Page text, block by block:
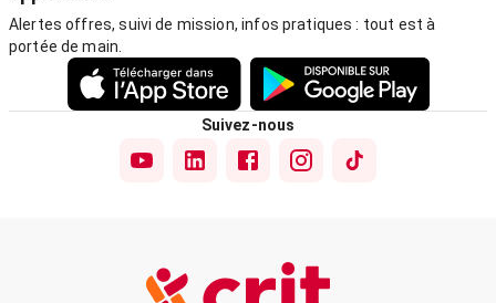
Alertes offres, suivi de mission, infos pratiques : tout est à
portée de main.
Suivez-nous